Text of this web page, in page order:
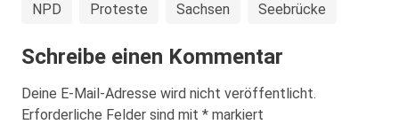
NPD Proteste Sachsen Seebrücke
Schreibe einen Kommentar
Deine E-Mail-Adresse wird nicht veröffentlicht.
Erforderliche Felder sind mit * markiert